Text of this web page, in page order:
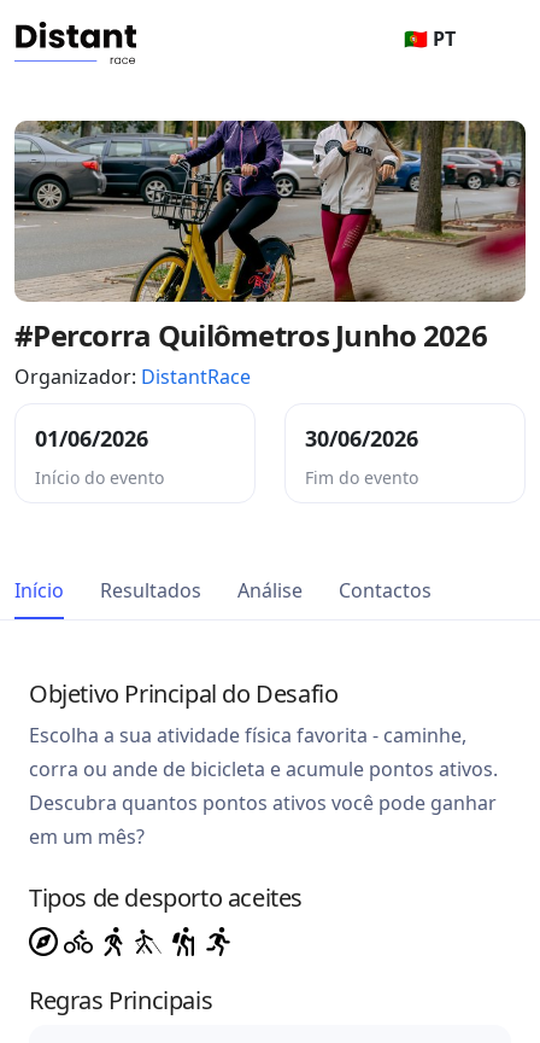
🇵🇹 PT
#Percorra Quilômetros Junho 2026
Organizador: DistantRace
01/06/2026
Início do evento
30/06/2026
Fim do evento
Início Resultados Análise Contactos
Objetivo Principal do Desafio
Escolha a sua atividade física favorita - caminhe,
corra ou ande de bicicleta e acumule pontos ativos.
Descubra quantos pontos ativos você pode ganhar
em um mês?
Tipos de desporto aceites
Regras Principais